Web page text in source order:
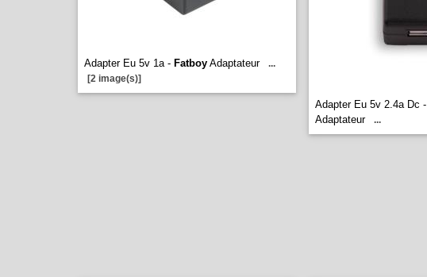
Adapter Eu 5v 1a - Fatboy Adaptateur
...
[2 image(s)]
Adapter Eu 5v 2.4a Dc -
Adaptateur
...